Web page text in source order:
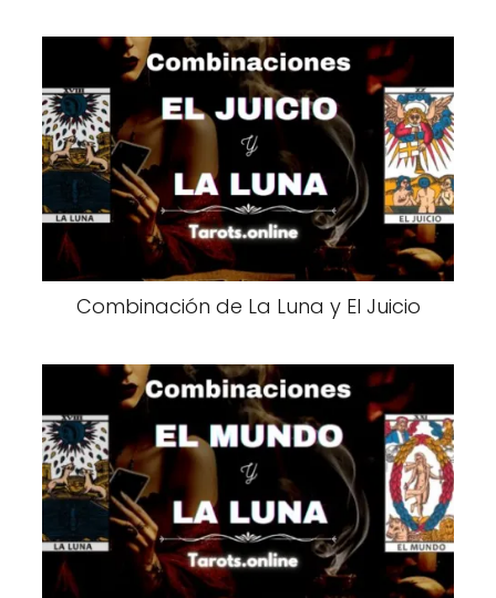
Combinación de La Luna y El Juicio